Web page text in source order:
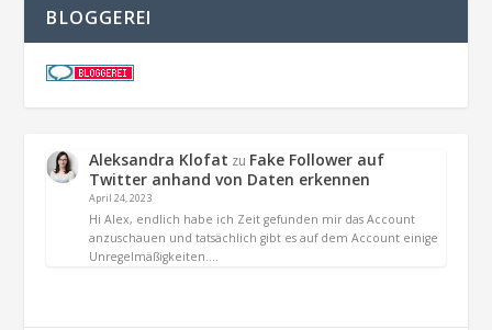
BLOGGEREI
Aleksandra Klofat zu Fake Follower auf
Twitter anhand von Daten erkennen
April 24, 2023
Hi Alex, endlich habe ich Zeit gefunden mir das Account
anzuschauen und tatsächlich gibt es auf dem Account einige
Unregelmäßigkeiten.…